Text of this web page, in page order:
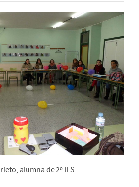
alumna de 2º ILS